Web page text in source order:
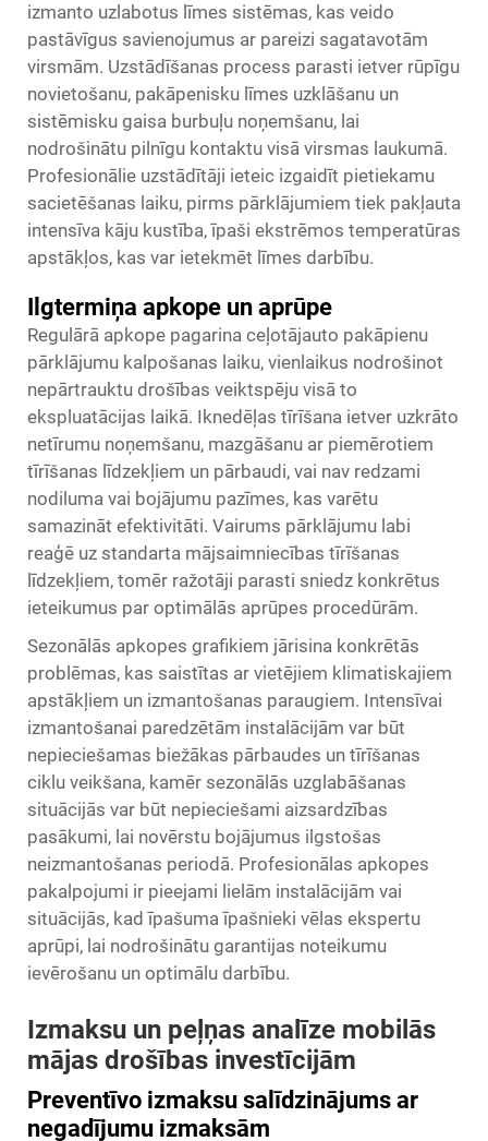
izmanto uzlabotus līmes sistēmas, kas veido
pastāvīgus savienojumus ar pareizi sagatavotām
virsmām. Uzstādīšanas process parasti ietver rūpīgu
novietošanu, pakāpenisku līmes uzklāšanu un
sistēmisku gaisa burbuļu noņemšanu, lai
nodrošinātu pilnīgu kontaktu visā virsmas laukumā.
Profesionālie uzstādītāji ieteic izgaidīt pietiekamu
sacietēšanas laiku, pirms pārklājumiem tiek pakļauta
intensīva kāju kustība, īpaši ekstrēmos temperatūras
apstākļos, kas var ietekmēt līmes darbību.
Ilgtermiņa apkope un aprūpe
Regulārā apkope pagarina ceļotājauto pakāpienu
pārklājumu kalpošanas laiku, vienlaikus nodrošinot
nepārtrauktu drošības veiktspēju visā to
ekspluatācijas laikā. Iknedēļas tīrīšana ietver uzkrāto
netīrumu noņemšanu, mazgāšanu ar piemērotiem
tīrīšanas līdzekļiem un pārbaudi, vai nav redzami
nodiluma vai bojājumu pazīmes, kas varētu
samazināt efektivitāti. Vairums pārklājumu labi
reaģē uz standarta mājsaimniecības tīrīšanas
līdzekļiem, tomēr ražotāji parasti sniedz konkrētus
ieteikumus par optimālās aprūpes procedūrām.
Sezonālās apkopes grafikiem jārisina konkrētās
problēmas, kas saistītas ar vietējiem klimatiskajiem
apstākļiem un izmantošanas paraugiem. Intensīvai
izmantošanai paredzētām instalācijām var būt
nepieciešamas biežākas pārbaudes un tīrīšanas
ciklu veikšana, kamēr sezonālās uzglabāšanas
situācijās var būt nepieciešami aizsardzības
pasākumi, lai novērstu bojājumus ilgstošas
neizmantošanas periodā. Profesionālas apkopes
pakalpojumi ir pieejami lielām instalācijām vai
situācijās, kad īpašuma īpašnieki vēlas ekspertu
aprūpi, lai nodrošinātu garantijas noteikumu
ievērošanu un optimālu darbību.
Izmaksu un peļņas analīze mobilās
mājas drošības investīcijām
Preventīvo izmaksu salīdzinājums ar
negadījumu izmaksām